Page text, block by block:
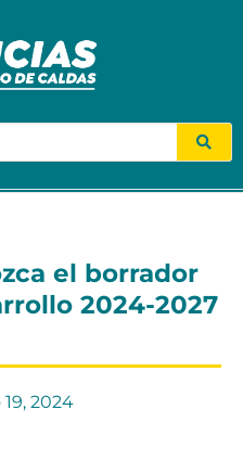
el borrador
2024-2027
2024